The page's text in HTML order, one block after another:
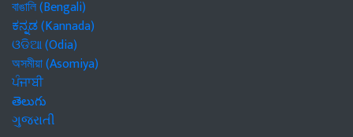
বাঙালি (Bengali)
ಕನ್ನಡ (Kannada)
ଓଡିଆ (Odia)
অসমীয়া (Asomiya)
ਪੰਜਾਬੀ
తెలుగు
ગુજરાતી